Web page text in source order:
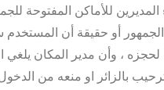
للأماكن المفتوحة
الجمهور أو حقيقة أن المستخدم
، وأن مدير المكان يلغي